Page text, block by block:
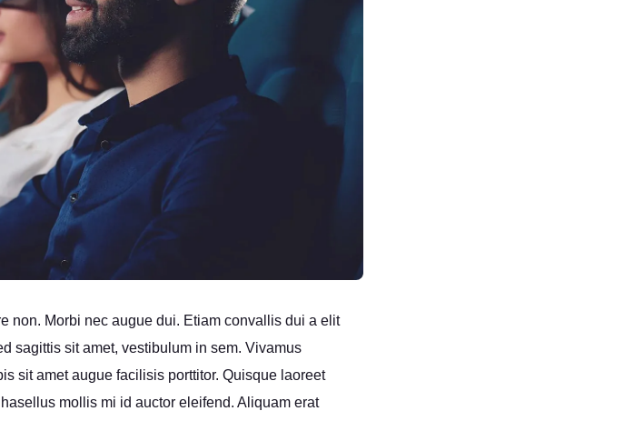
non. Morbi nec augue dui. Etiam convallis dui a elit
sagittis sit amet, vestibulum in sem. Vivamus
sit amet augue facilisis porttitor. Quisque laoreet
mollis mi id auctor eleifend. Aliquam erat